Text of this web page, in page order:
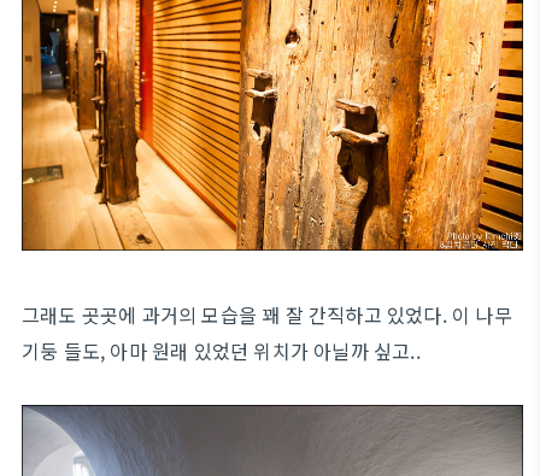
그래도 곳곳에 과거의 모습을 꽤 잘 간직하고 있었다. 이 나무
기둥 들도, 아마 원래 있었던 위치가 아닐까 싶고..